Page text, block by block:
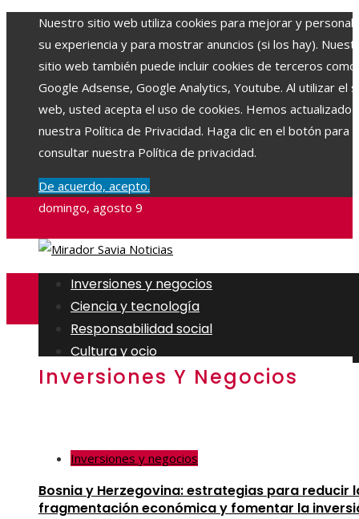
Nuestro sitio web utiliza cookies para mejorar y
su experiencia y para mostrar anuncios (si los hay).
sitio web también puede incluir cookies de terceros como
Google Adsense, Google Analytics, Youtube. Al utilizar el
web, usted acepta el uso de cookies. Hemos actualizado
nuestra Política de Privacidad. Haga clic en el botón para
consultar nuestra Política de privacidad.
De acuerdo, acepto.
domingo, agosto 9
Inversiones y negocios
Ciencia y tecnología
Responsabilidad social
Cultura y ocio
Inversiones Y Negocios
Inversiones y negocios
Bosnia y Herzegovina: estrategias para reducir
fragmentación económica y fomentar la